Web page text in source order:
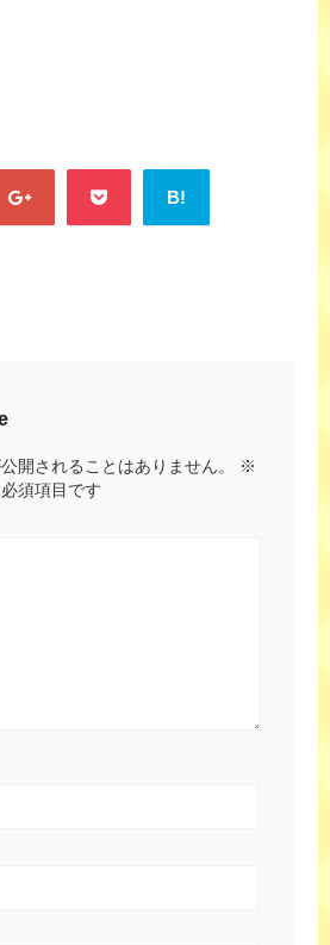
B!
開されることはありません。
※
須項目です